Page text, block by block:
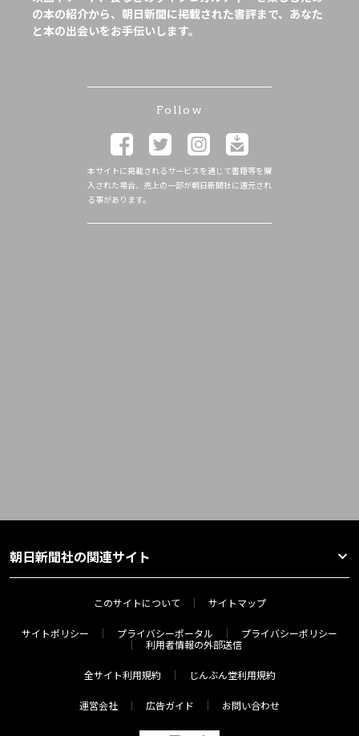
の本の紹介から、朝日新聞に掲載された書評まで、あなた
と本の出会いをお手伝いします。
Follow
本サイトに掲載されるサービスを通じて書籍等を購
入された場合、売上の一部が朝日新聞社に還元され
る事があります。
朝日新聞社の関連サイト
このサイトについて サイトマップ
サイトポリシー プライバシーポータル
プライバシーポリシー
利用者情報の外部送信
全サイト利用規約 じんぶん堂利用規約
運営会社 広告ガイド お問い合わせ